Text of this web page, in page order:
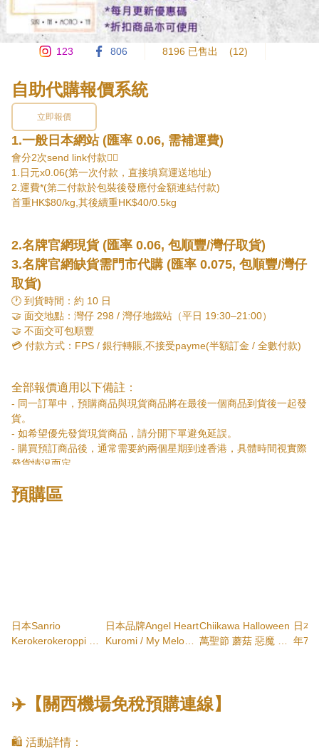
123 806 8196 已售出 (12)
自助代購報價系統
立即報價
1.一般日本網站 (匯率 0.06, 需補運費)
會分2次send link付款👇🏻
1.日元x0.06(第一次付款，直接填寫運送地址)
2.運費*(第二付款於包裝後發應付金額連結付款)
首重HK$80/kg,其後續重HK$40/0.5kg
食運費
-國際（3~6日）+香港本地運費（順豐）
-只限重量15kg或尺寸44cm*33cm*29cm內，超過需補運費轉用日
本空郵直送上門。
-貨品標示的重量只供參考，實際以最後包裝後重量為準。
-請預留包裝紙箱及包裝物料重量大概300~400g。
-不足0.5kg亦會以0.5kg計算。(如：2.4kg最終計算為2.5kg)
2.名牌官網現貨 (匯率 0.06, 包順豐/灣仔取貨)
3.名牌官網缺貨需門市代購 (匯率 0.075, 包順豐/灣仔
取貨)
🕐 到貨時間：約 10 日
🤝 面交地點：灣仔 298 / 灣仔地鐵站（平日 19:30–21:00）
🤝 不面交可包順豐
💳 付款方式：FPS / 銀行轉賬,不接受payme(半額訂金 / 全數付款)
-日本寄出前，會提供貨物實拍相片/影片
-必需付清尾數才由日本寄出
全部報價適用以下備註：
- 同一訂單中，預購商品與現貨商品將在最後一個商品到貨後一起發
貨。
- 如希望優先發貨現貨商品，請分開下單避免延誤。
- 購買預訂商品後，通常需要約兩個星期到達香港，具體時間視實際
發貨情況而定。
- 預購商品需在截單日期前預訂，預計發貨日期將在簡介上註明。
- 請仔細填寫正確的郵寄資料，如因填寫錯誤導致退回貨件，重新郵
寄費用需自行承擔。
預購區
日本Sanrio
Kerokerokeroppi 商
日本品牌Angel Heart
Kuromi / My Melody
Chiikawa Halloween
萬聖節 蘑菇 惡魔 天
日本
年7
✈️【關西機場免稅預購連線】
🛍️ 活動詳情：